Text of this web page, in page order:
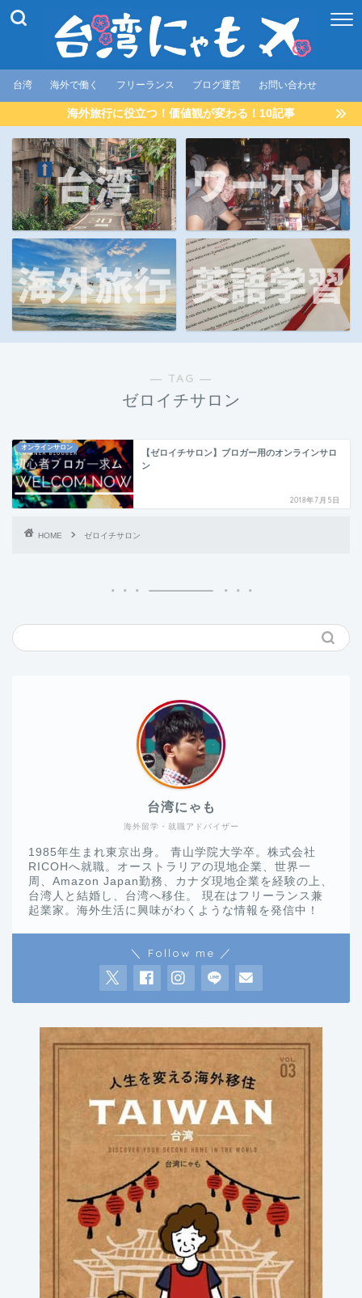
台湾 海外で働く フリーランス ブログ運営 お問い合わせ
海外旅行に役立つ！価値観が変わる！10記事
― TAG ―
ゼロイチサロン
オンラインサロン
【ゼロイチサロン】ブロガー用のオンラインサロ
ン
2018年7月5日
HOME ゼロイチサロン
海外留学・就職アドバイザー
台湾にゃも
1985年生まれ東京出身。 青山学院大学卒。株式会社
RICOHへ就職。オーストラリアの現地企業、世界一
周、Amazon Japan勤務、カナダ現地企業を経験の上、
台湾人と結婚し、台湾へ移住。 現在はフリーランス兼
起業家。海外生活に興味がわくような情報を発信中！
＼ Follow me ／